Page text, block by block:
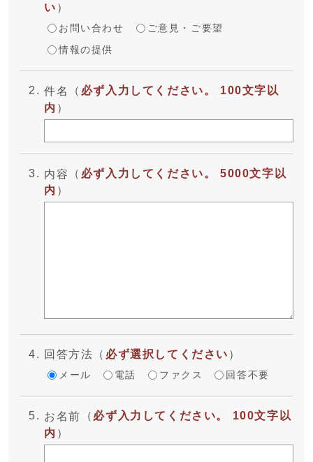
い ）
お問い合わせ ご意見・ご要望
情報の提供
件名 （ 必ず入力してください。 100文字以
内 ）
内容 （ 必ず入力してください。 5000文字以
内 ）
回答方法 （ 必ず選択してください ）
メール 電話 ファクス 回答不要
お名前 （ 必ず入力してください。 100文字以
内 ）